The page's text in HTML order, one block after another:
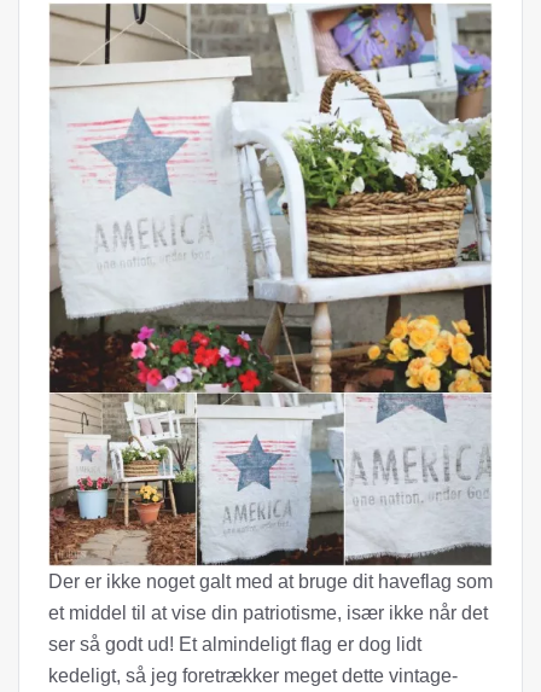
Der er ikke noget galt med at bruge dit haveflag som
et middel til at vise din patriotisme, især ikke når det
ser så godt ud! Et almindeligt flag er dog lidt
kedeligt, så jeg foretrækker meget dette vintage-